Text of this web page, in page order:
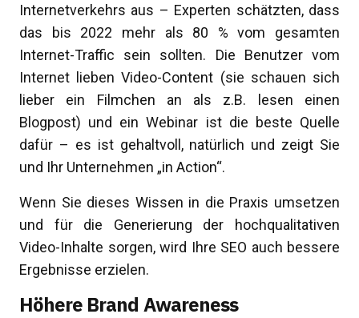
Internetverkehrs aus – Experten schätzten, dass
das bis 2022 mehr als 80 % vom gesamten
Internet-Traffic sein sollten. Die Benutzer vom
Internet lieben Video-Content (sie schauen sich
lieber ein Filmchen an als z.B. lesen einen
Blogpost) und ein Webinar ist die beste Quelle
dafür – es ist gehaltvoll, natürlich und zeigt Sie
und Ihr Unternehmen „in Action“.
Wenn Sie dieses Wissen in die Praxis umsetzen
und für die Generierung der hochqualitativen
Video-Inhalte sorgen, wird Ihre SEO auch bessere
Ergebnisse erzielen.
Höhere Brand Awareness